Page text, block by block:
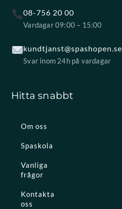
08-756 20 00
Vardagar 09:00 – 15:00
kundtjanst@spashopen.se
Svar inom 24h på vardagar
Hitta snabbt
Om oss
Spaskola
Vanliga
frågor
Kontakta
oss